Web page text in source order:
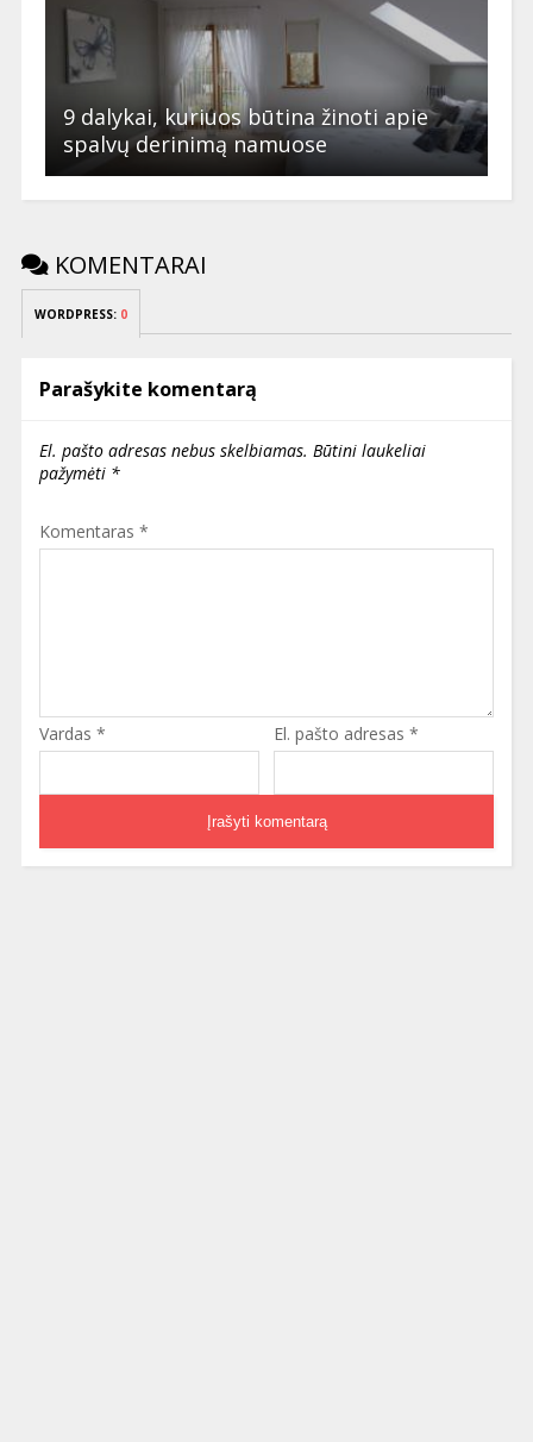
9 dalykai, kuriuos būtina žinoti apie
spalvų derinimą namuose
KOMENTARAI
WORDPRESS: 0
Parašykite komentarą
El. pašto adresas nebus skelbiamas. Būtini laukeliai
pažymėti *
Komentaras *
Vardas * El. pašto adresas *